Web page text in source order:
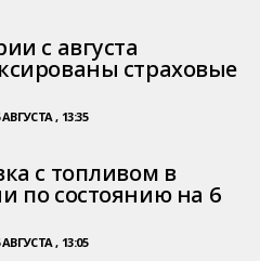
с августа
страховые
АВГУСТА , 13:35
с топливом в
по состоянию на 6
АВГУСТА , 13:05